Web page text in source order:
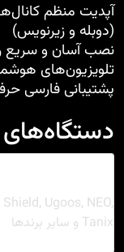
(دوبله و زیرنویس)
تلویزیون‌های
پشتیبانی فارسی
دستگاه‌های
Ugoos, NEO,
Tanix و سایر برندها